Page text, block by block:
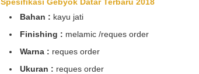
Bahan : kayu jati
Finishing : melamic /reques order
Warna : reques order
Ukuran : reques order